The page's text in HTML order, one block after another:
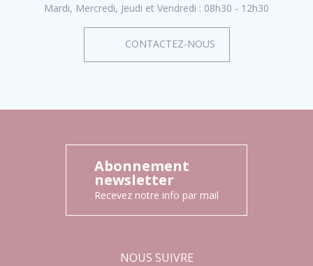
Mardi, Mercredi, Jeudi et Vendredi : 08h30 - 12h30
CONTACTEZ-NOUS
Abonnement
newsletter
Recevez notre info par mail
NOUS SUIVRE